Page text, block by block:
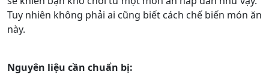
Tuy nhiên không phải ai cũng biết cách chế biến món ăn
này.
Nguyên liệu cần chuẩn bị: